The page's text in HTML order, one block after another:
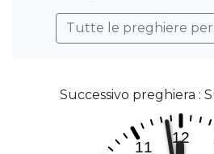
Tutte le preghiere per
Successivo preghiera :